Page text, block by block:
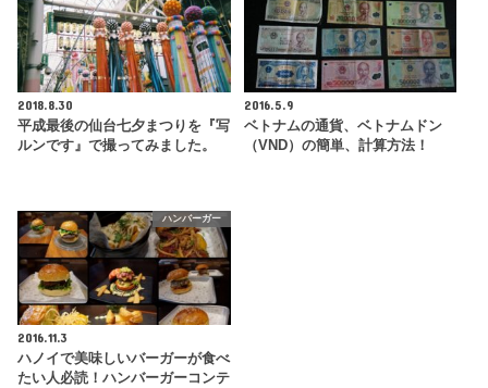
2018.8.30
平成最後の仙台七夕まつりを『写
ルンです』で撮ってみました。
2016.5.9
ベトナムの通貨、ベトナムドン
（VND）の簡単、計算方法！
ハンバーガー
2016.11.3
ハノイで美味しいバーガーが食べ
たい人必読！ハンバーガーコンテ